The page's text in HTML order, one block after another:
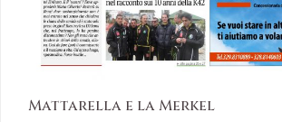
Mattarella e la Merkel